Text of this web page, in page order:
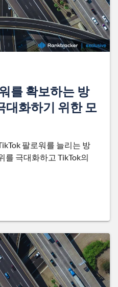
를 확보하는 방
대화하기 위한 모
팔로워를 늘리는 방
를 극대화하고 TikTok의